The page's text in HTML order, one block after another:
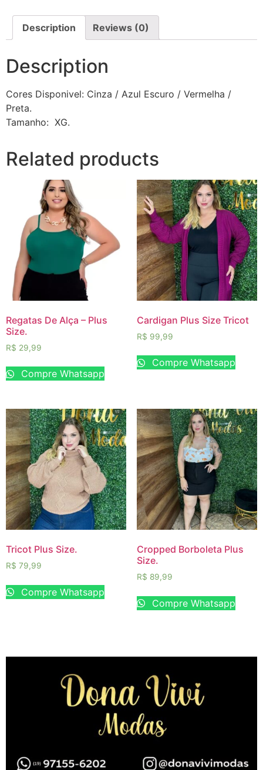
Description Reviews (0)
Description
Cores Disponivel: Cinza / Azul Escuro / Vermelha /
Preta.
Tamanho: XG.
Related products
Regatas De Alça – Plus
Size.
R$ 29,99
Compre Whatsapp
Cardigan Plus Size Tricot
R$ 99,99
Compre Whatsapp
Tricot Plus Size.
R$ 79,99
Compre Whatsapp
Cropped Borboleta Plus
Size.
R$ 89,99
Compre Whatsapp